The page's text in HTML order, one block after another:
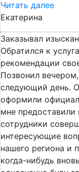
Читать далее
Екатерина
Заказывал
Обратился к
рекомендации
Позвонил
следующий день.
оформили
мне
сотрудники
интересующие
нашего региона и
когда-нибудь